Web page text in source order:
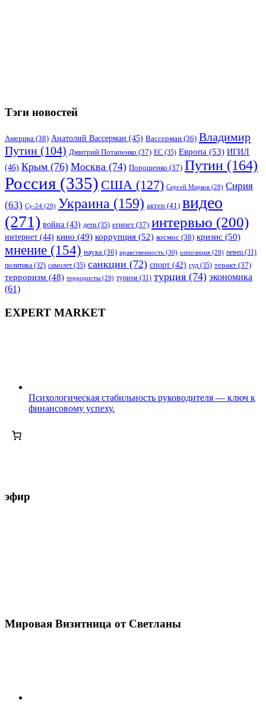
Тэги новостей
Америка (38) Анатолий Вассерман (45) Вассерман (36) Владимир
Путин (104) Дмитрий Потапенко (37) ЕС (35) Европа (53) ИГИЛ
(46) Крым (76) Москва (74) Порошенко (37) Путин (164)
Россия (335) США (127) Сергей Марков (28) Сирия
(63) Су-24 (29) Украина (159) актер (41) видео
(271) война (43) дети (35) египет (37) интервью (200)
интернет (44) кино (49) коррупция (52) космос (38) кризис (50)
мнение (154) наука (36) нравственность (30) оппозиция (28) певец (31)
политика (32) самолет (35) санкции (72) спорт (42) суд (35) теракт (37)
терроризм (48) террористы (29) туризм (31) турция (74) экономика
(61)
EXPERT MARKET
Психологическая стабильность руководителя — ключ к
финансовому успеху.
эфир
Мировая Визитница от Светланы